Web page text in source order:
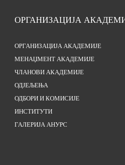
ОРГАНИЗАЦИЈА
ОРГАНИЗАЦИЈА АКАДЕМИЈЕ
МЕНАЏМЕНТ АКАДЕМИЈЕ
ЧЛАНОВИ АКАДЕМИЈЕ
ОДЈЕЉЕЊА
ОДБОРИ И КОМИСИЈЕ
ИНСТИТУТИ
ГАЛЕРИЈА АНУРС